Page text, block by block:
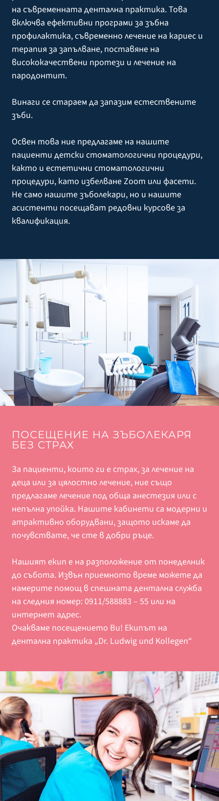
на съвременната дентална практика. Това
включва ефективни програми за зъбна
профилактика, съвременно лечение на кариес и
терапия за запълване, поставяне на
висококачествени протези и лечение на
пародонтит.
Винаги се стараем да запазим естествените
зъби.
Освен това ние предлагаме на нашите
пациенти детски стоматологични процедури,
както и естетични стоматологични
процедури, като избелване Zoom или фасети.
Не само нашите зъболекари, но и нашите
асистенти посещават редовни курсове за
квалификация.
ПОСЕЩЕНИЕ НА ЗЪБОЛЕКАРЯ
БЕЗ СТРАХ
За пациенти, които ги е страх, за лечение на
деца или за цялостно лечение, ние също
предлагаме лечение под обща анестезия или с
непълна упойка. Нашите кабинети са модерни и
атрактивно оборудвани, защото искаме да
почувствате, че сте в добри ръце.
Нашият екип e на разположение от понеделник
до събота. Извън приемното време можете да
намерите помощ в спешната дентална служба
на следния номер: 0911/588883 – 55 или на
интернет адрес.
Очакваме посещението Ви! Екипът на
дентална практика „Dr. Ludwig und Kollegen“